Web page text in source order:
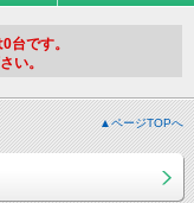
台です。
い。
▲ページTOPへ